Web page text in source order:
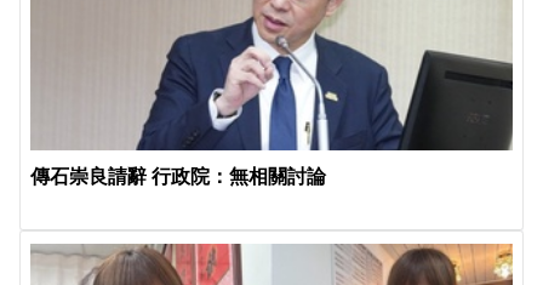
傳石崇良請辭 行政院：無相關討論